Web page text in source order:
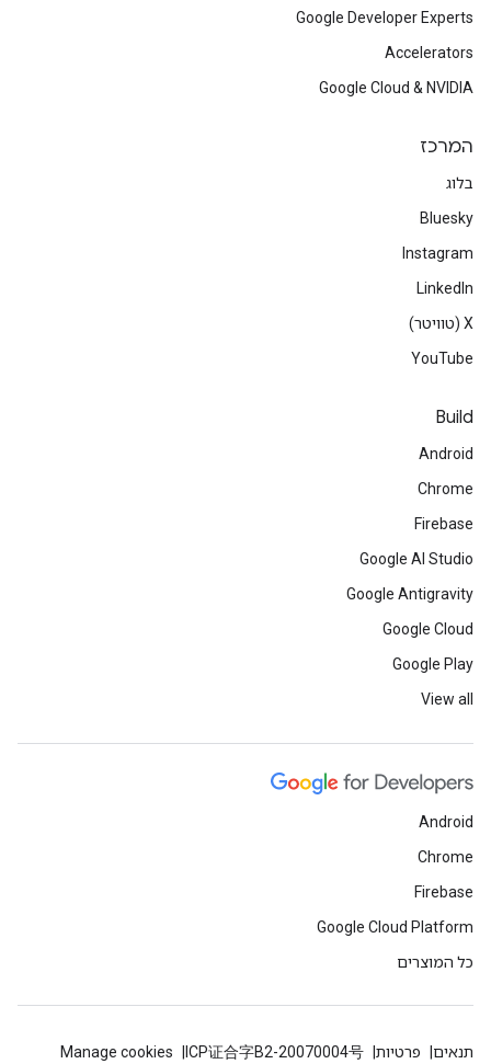
Google Developer Experts
Accelerators
Google Cloud & NVIDIA
המרכז
בלוג
Bluesky
Instagram
LinkedIn
‫X (טוויטר)
YouTube
Build
Android
Chrome
Firebase
Google AI Studio
Google Antigravity
Google Cloud
Google Play
View all
Android
Chrome
Firebase
Google Cloud Platform
כל המוצרים
תנאים פרטיות ICP证合字B2-20070004号
Manage cookies